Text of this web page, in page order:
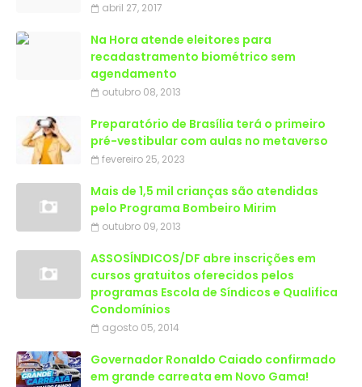
abril 27, 2017
Na Hora atende eleitores para
recadastramento biométrico sem
agendamento
outubro 08, 2013
Preparatório de Brasília terá o primeiro
pré-vestibular com aulas no metaverso
fevereiro 25, 2023
Mais de 1,5 mil crianças são atendidas
outubro 09, 2013
ASSOSÍNDICOS/DF abre inscrições em
cursos gratuitos oferecidos pelos
programas Escola de Síndicos e Qualifica
Condomínios
agosto 05, 2014
Governador Ronaldo Caiado confirmado
em grande carreata em Novo Gama!